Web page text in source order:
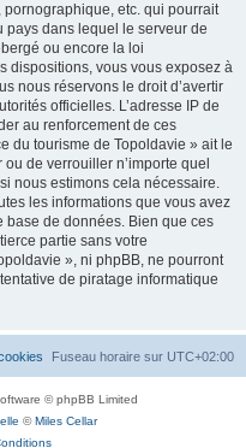
etc. qui pourrait
pays dans lequel le serveur de
ou encore la loi
dispositions, vous vous exposez à
nous réservons le droit d’avertir
officielles. L’adresse IP de
au renforcement de ces
du tourisme de Topoldavie » ait le
de verrouiller n’importe quel
nous estimons cela nécessaire.
les informations que vous avez
de données. Bien que ces
partie sans votre
», ni phpBB, ne pourront
de piratage informatique
Fuseau horaire sur UTC+02:00
© phpBB Limited
©Miles Cellar